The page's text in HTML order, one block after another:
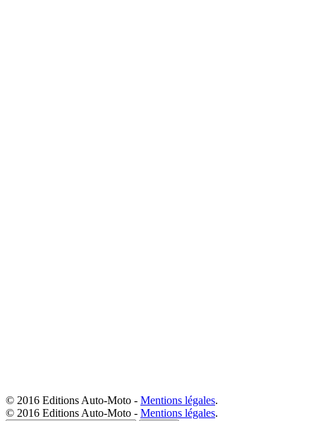
© 2016 Editions Auto-Moto - Mentions légales.
© 2016 Editions Auto-Moto - Mentions légales.